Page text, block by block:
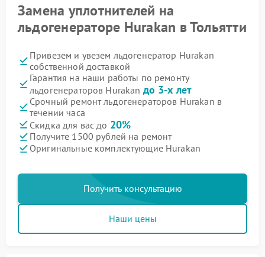
Замена уплотнителей на
льдогенераторе Hurakan в Тольятти
Привезем и увезем льдогенератор Hurakan
собственной доставкой
Гарантия на наши работы по ремонту
льдогенераторов Hurakan до 3-х лет
Срочный ремонт льдогенераторов Hurakan в
течении часа
Скидка для вас до 20%
Получите 1500 рублей на ремонт
Оригинальные комплектующие Hurakan
Получить консультацию
Наши цены